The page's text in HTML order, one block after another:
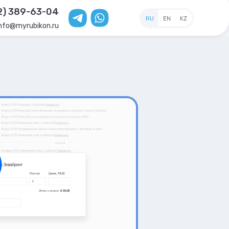
RU EN KZ
389-63-04